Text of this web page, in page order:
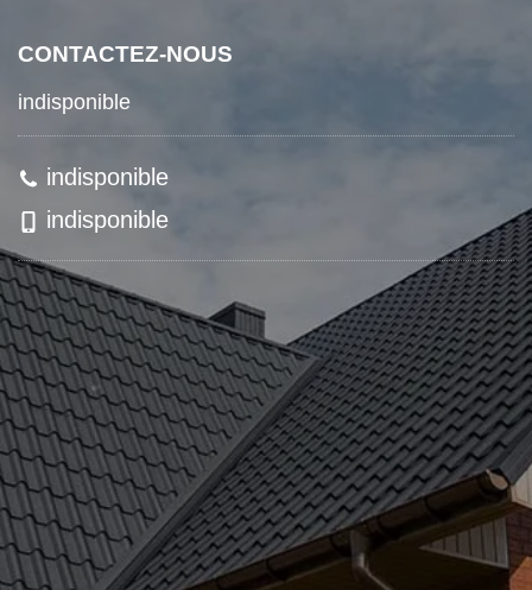
CONTACTEZ-NOUS
indisponible
indisponible
indisponible